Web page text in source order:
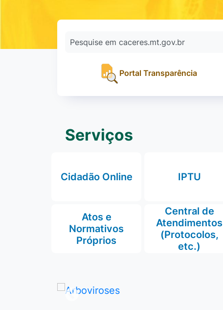
Pesquise em caceres.mt.gov.br
Portal Transparência
Serviços
Cidadão Online IPTU
Atos e
Normativos
Próprios
Central de
Atendimentos
(Protocolos,
etc.)